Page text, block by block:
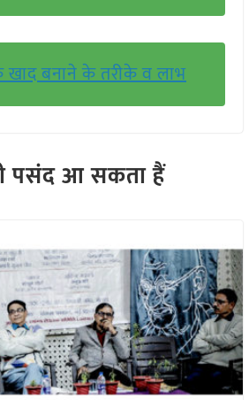
बनाने के तरीके व लाभ
पसंद आ सकता हैं